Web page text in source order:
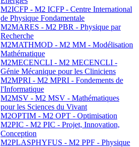
M2ICFP - M2 ICFP - Centre International
de Physique Fondamentale
M2MARES - M2 PBR - Physique par
Recherche
M2MATHMOD - M2 MM - Modélisation
Mathématique
M2MECENCLI - M2 MECENCLI -
Génie Mécanique pour les Cliniciens
M2MPRI - M2 MPRI - Fondements de
l'Informatique
M2MSV - M2 MSV - Mathématiques
pour les Sciences du Vivant
M2OPTIM - M2 OPT - Optimisation
M2PIC - M2 PIC - Projet, Innovation,
Conception
M2PLASPHYFUS - M2 PPF - Physique